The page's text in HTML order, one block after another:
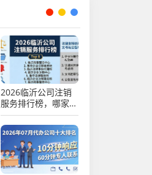
2026临沂公司注销
服务排行榜，哪家更
靠谱？Top8品牌实
测评价